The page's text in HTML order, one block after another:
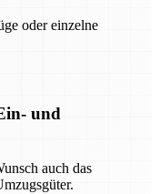
oder einzelne
und
auch das